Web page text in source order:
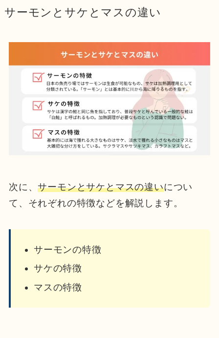
サーモンとサケとマスの違い
次に、サーモンとサケとマスの違いについ
て、それぞれの特徴などを解説します。
サーモンの特徴
サケの特徴
マスの特徴